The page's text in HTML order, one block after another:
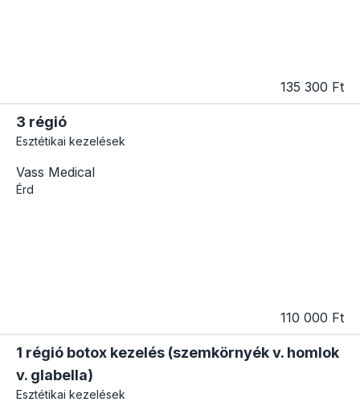
135 300 Ft
3 régió
Esztétikai kezelések
Vass Medical
Érd
110 000 Ft
1 régió botox kezelés (szemkörnyék v. homlok
v. glabella)
Esztétikai kezelések